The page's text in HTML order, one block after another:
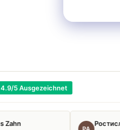
4.9/5 Ausgezeichnet
Ростислав Андреев